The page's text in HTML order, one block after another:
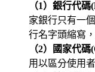
（1）銀行代碼
家銀行只有一
行名字頭縮寫
（2）國家代碼
用以區分使用